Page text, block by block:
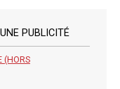
PUBLICITÉ
(HORS